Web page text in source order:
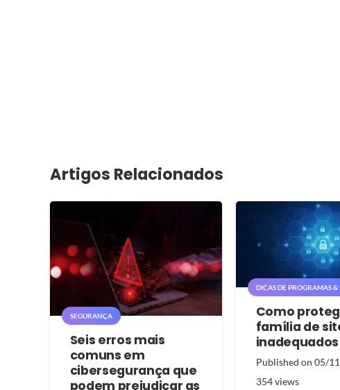
Artigos Relacionados
SEGURANÇA
Seis erros mais
comuns em
cibersegurança que
podem prejudicar as
DICAS DE PROGRAMAS &
Como
família de
inadequados
Published on 05/
354views